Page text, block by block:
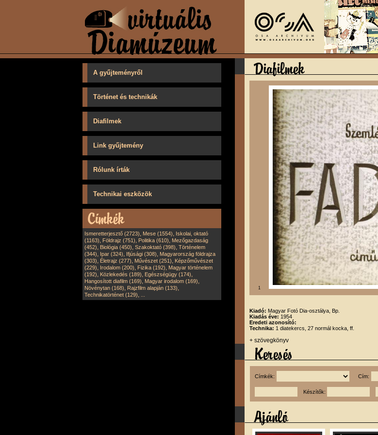
A gyűjteményről
Történet és technikák
Diafilmek
Link gyűjtemény
Rólunk írták
Technikai eszközök
Ismeretterjesztő (2723), Mese (1554), Iskolai, oktató
(1163), Földrajz (751), Politika (610), Mezőgazdaság
(452), Biológia (450), Szakoktató (398), Történelem
(344), Ipar (324), Ifjúsági (308), Magyarország földrajza
(303), Életrajz (277), Művészet (251), Képzőművészet
(229), Irodalom (200), Fizika (192), Magyar történelem
(192), Közlekedés (189), Egészségügy (174),
Hangosított diafilm (169), Magyar irodalom (169),
Növénytan (168), Rajzfilm alapján (133),
Technikatörténet (129),
1
Kiadó: Magyar Fotó Dia-osztálya, Bp.
Kiadás éve: 1954
Eredeti azonosító:
Technika: 1 diatekercs, 27 normál kocka, ff.
+ szövegkönyv
Címkék: Cím:
Készítők: